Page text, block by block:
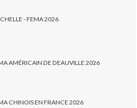
- FEMA 2026
AMÉRICAIN DE DEAUVILLE 2026
CHINOIS EN FRANCE 2026